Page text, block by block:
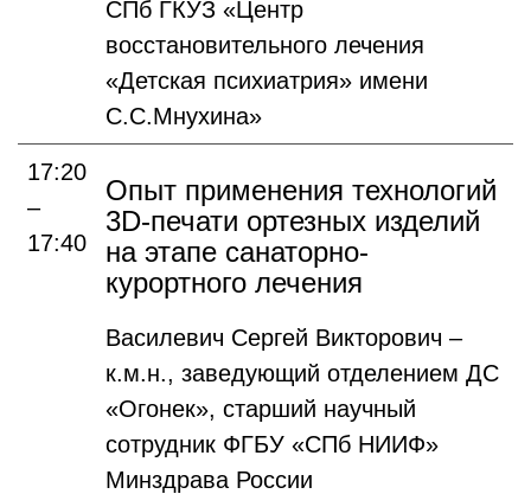
СПб ГКУЗ «Центр
восстановительного лечения
«Детская психиатрия» имени
С.С.Мнухина»
17:20
–
17:40
Опыт применения технологий
3D-печати ортезных изделий
на этапе санаторно-
курортного лечения
Василевич Сергей Викторович –
к.м.н., заведующий отделением ДС
«Огонек», старший научный
сотрудник ФГБУ «СПб НИИФ»
Минздрава России